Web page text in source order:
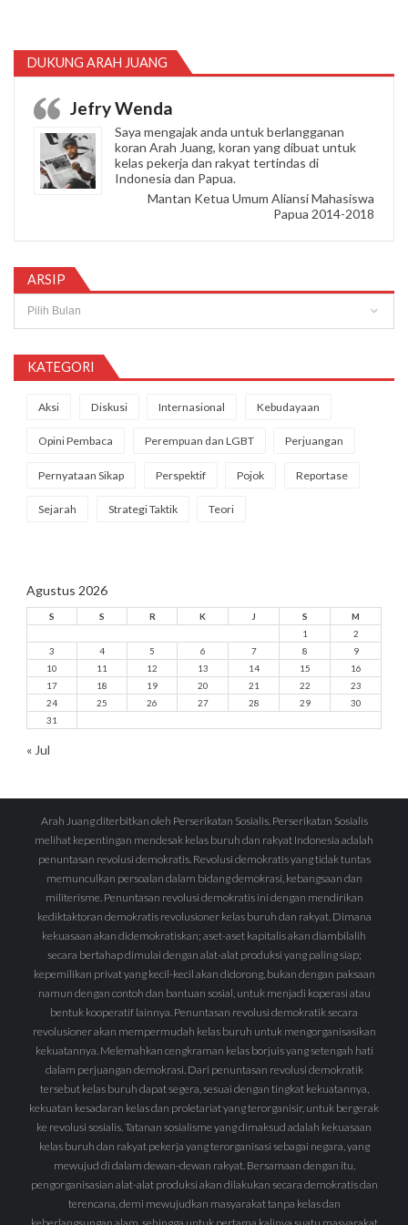
DUKUNG ARAH JUANG
Jefry Wenda
Saya mengajak anda untuk berlangganan
koran Arah Juang, koran yang dibuat untuk
kelas pekerja dan rakyat tertindas di
Indonesia dan Papua.
Mantan Ketua Umum Aliansi Mahasiswa
Papua 2014-2018
ARSIP
KATEGORI
Aksi Diskusi Internasional Kebudayaan
Opini Pembaca Perempuan dan LGBT Perjuangan
Pernyataan Sikap Perspektif Pojok Reportase
Sejarah Strategi Taktik Teori
Agustus 2026
S S R K J S
M
1
2
3
4 5 6 7 8
9
10
11 12 13 14 15
16
17
18 19 20 21 22
23
24
25 26 27 28 29
30
31
« Jul
Arah Juang diterbitkan oleh Perserikatan Sosialis. Perserikatan Sosialis
melihat kepentingan mendesak kelas buruh dan rakyat Indonesia adalah
penuntasan revolusi demokratis. Revolusi demokratis yang tidak tuntas
memunculkan persoalan dalam bidang demokrasi, kebangsaan dan
militerisme. Penuntasan revolusi demokratis ini dengan mendirikan
kediktaktoran demokratis revolusioner kelas buruh dan rakyat. Dimana
kekuasaan akan didemokratiskan; aset-aset kapitalis akan diambilalih
secara bertahap dimulai dengan alat-alat produksi yang paling siap;
kepemilikan privat yang kecil-kecil akan didorong, bukan dengan paksaan
namun dengan contoh dan bantuan sosial, untuk menjadi koperasi atau
bentuk kooperatif lainnya. Penuntasan revolusi demokratik secara
revolusioner akan mempermudah kelas buruh untuk mengorganisasikan
kekuatannya. Melemahkan cengkraman kelas borjuis yang setengah hati
dalam perjuangan demokrasi. Dari penuntasan revolusi demokratik
tersebut kelas buruh dapat segera, sesuai dengan tingkat kekuatannya,
kekuatan kesadaran kelas dan proletariat yang terorganisir, untuk bergerak
ke revolusi sosialis. Tatanan sosialisme yang dimaksud adalah kekuasaan
kelas buruh dan rakyat pekerja yang terorganisasi sebagai negara, yang
mewujud di dalam dewan-dewan rakyat. Bersamaan dengan itu,
pengorganisasian alat-alat produksi akan dilakukan secara demokratis dan
terencana, demi mewujudkan masyarakat tanpa kelas dan